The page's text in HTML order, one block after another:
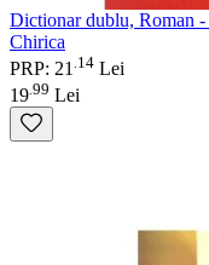
Dictionar dublu, Roman -
Chirica
PRP: 21 14 Lei
19 99 Lei